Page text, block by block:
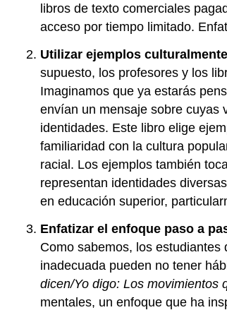
libros de texto comerciales
acceso por tiempo limitado.
Utilizar ejemplos
supuesto, los profesores y los
Imaginamos que ya estarás
envían un mensaje sobre cuyas
identidades. Este libro elige
familiaridad con la cultura
racial. Los ejemplos también
representan identidades
en educación superior,
Enfatizar el enfoque paso a
Como sabemos, los
inadecuada pueden no tener
dicen/Yo digo: Los movimientos
mentales, un enfoque que ha